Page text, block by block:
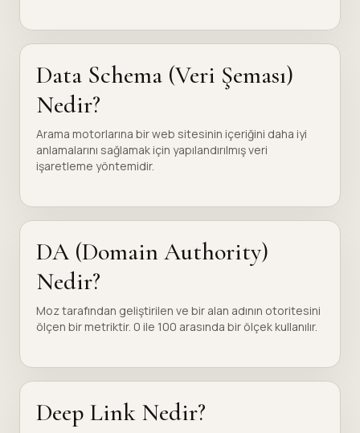
Data Schema (Veri Şeması)
Nedir?
Arama motorlarına bir web sitesinin içeriğini daha iyi
anlamalarını sağlamak için yapılandırılmış veri
işaretleme yöntemidir.
DA (Domain Authority)
Nedir?
Moz tarafından geliştirilen ve bir alan adının otoritesini
ölçen bir metriktir. 0 ile 100 arasında bir ölçek kullanılır.
Deep Link Nedir?